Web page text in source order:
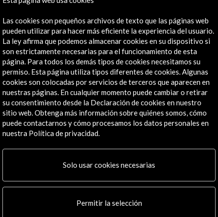
Contacta
info@accioncultural.es
+34 91 700 4000
José Abascal, 4 - 4º
28003 Madrid, España
Canales de contacto
Explora
Institucional
Residencias
Noticias
Las cookies son pequeños archivos de texto que las páginas web
pueden utilizar para hacer más eficiente la experiencia del usuario.
La ley afirma que podemos almacenar cookies en su dispositivo si
son estrictamente necesarias para el funcionamiento de esta
página. Para todos los demás tipos de cookies necesitamos su
permiso. Esta página utiliza tipos diferentes de cookies. Algunas
cookies son colocadas por servicios de terceros que aparecen en
nuestras páginas. En cualquier momento puede cambiar o retirar
su consentimiento desde la Declaración de cookies en nuestro
sitio web. Obtenga más información sobre quiénes somos, cómo
puede contactarnos y cómo procesamos los datos personales en
nuestra Política de privacidad.
Solo usar cookies necesarias
Permitir la selección